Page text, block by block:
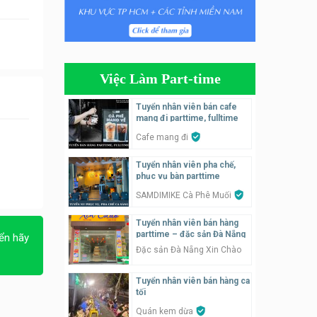
hãy
Tuyển nhân viên phụ quán ăn
– hỗ trợ ăn ở
parttime
GÀ GÔ FASTFOOD
parttime
Tuyển nhân viên pha chế
tiệm trà sữa
TRÀ SỮA THÁI LAN
Tuyển nhân viên tư vấn bán
hàng tiệm bánh ngọt
Tiệm bánh ngọt
Việc Làm Part-time
Tuyển nhân viên bán cafe
mang đi parttime, fulltime
Cafe mang đi
Tuyển nhân viên pha chế,
phục vụ bàn parttime
SAMDIMIKE Cà Phê Muối
Tuyển nhân viên bán hàng
parttime – đặc sản Đà Nẵng
Đặc sản Đà Nẵng Xin Chào
Tuyển nhân viên bán hàng ca
tối
Quán kem dừa